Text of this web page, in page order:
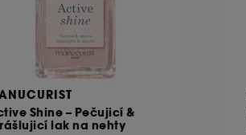
Shine – Pečujicí &
lak na nehty